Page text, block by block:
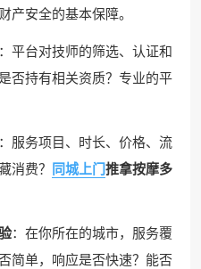
产安全的基本保障。
：平台对技师的筛选、认证和
否持有相关资质？专业的平
：服务项目、时长、价格、流
消费？ 同城上门推拿按摩多
：在你所在的城市，服务覆
简单，响应是否快速？能否